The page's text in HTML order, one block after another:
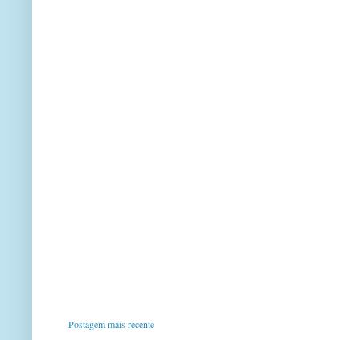
Postagem mais recente